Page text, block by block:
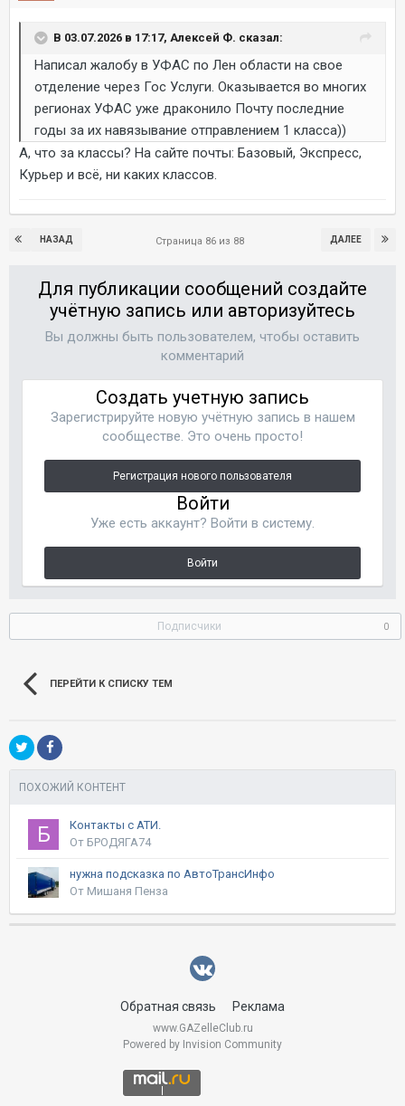
В 03.07.2026 в 17:17, Алексей Ф. сказал:
Написал жалобу в УФАС по Лен области на свое
отделение через Гос Услуги. Оказывается во многих
регионах УФАС уже драконило Почту последние
годы за их навязывание отправлением 1 класса))
А, что за классы? На сайте почты: Базовый, Экспресс,
Курьер и всё, ни каких классов.
НАЗАД ДАЛЕЕ
Страница 86 из 88
Для публикации сообщений создайте
учётную запись или авторизуйтесь
Вы должны быть пользователем, чтобы оставить
комментарий
Создать учетную запись
Зарегистрируйте новую учётную запись в нашем
сообществе. Это очень просто!
Регистрация нового пользователя
Войти
Уже есть аккаунт? Войти в систему.
Войти
Подписчики 0
ПЕРЕЙТИ К СПИСКУ ТЕМ
ПОХОЖИЙ КОНТЕНТ
Контакты с АТИ.
От БРОДЯГА74
нужна подсказка по АвтоТрансИнфо
От Мишаня Пенза
Обратная связь Реклама
www.GAZelleClub.ru
Powered by Invision Community